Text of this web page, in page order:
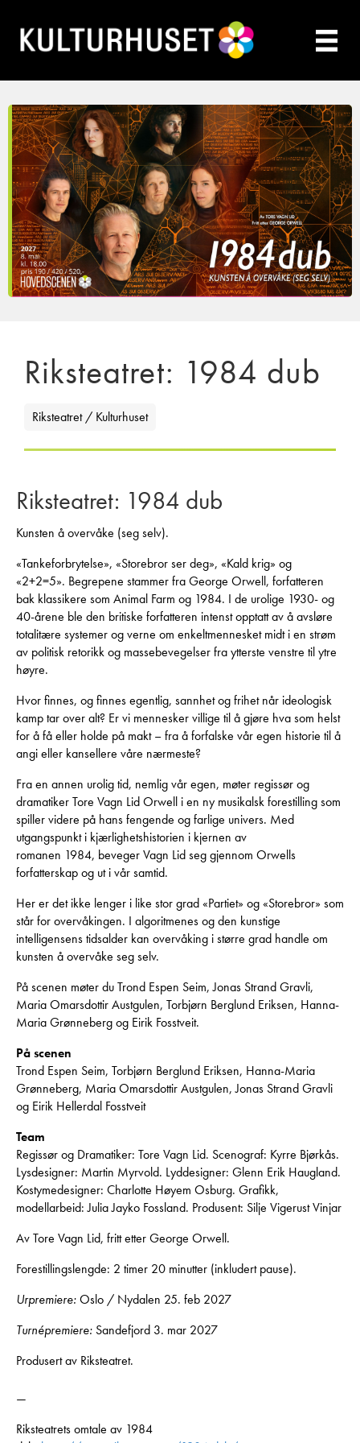
Riksteatret: 1984 dub
Riksteatret / Kulturhuset
Riksteatret: 1984 dub
Kunsten å overvåke (seg selv).
«Tankeforbrytelse», «Storebror ser deg», «Kald krig» og
«2+2=5». Begrepene stammer fra George Orwell, forfatteren
bak klassikere som Animal Farm og 1984. I de urolige 1930- og
40-årene ble den britiske forfatteren intenst opptatt av å avsløre
totalitære systemer og verne om enkeltmennesket midt i en strøm
av politisk retorikk og massebevegelser fra ytterste venstre til ytre
høyre.
Hvor finnes, og finnes egentlig, sannhet og frihet når ideologisk
kamp tar over alt? Er vi mennesker villige til å gjøre hva som helst
for å få eller holde på makt – fra å forfalske vår egen historie til å
angi eller kansellere våre nærmeste?
Fra en annen urolig tid, nemlig vår egen, møter regissør og
dramatiker Tore Vagn Lid Orwell i en ny musikalsk forestilling som
spiller videre på hans fengende og farlige univers. Med
utgangspunkt i kjærlighetshistorien i kjernen av
romanen 1984, beveger Vagn Lid seg gjennom Orwells
forfatterskap og ut i vår samtid.
Her er det ikke lenger i like stor grad «Partiet» og «Storebror» som
står for overvåkingen. I algoritmenes og den kunstige
intelligensens tidsalder kan overvåking i større grad handle om
kunsten å overvåke seg selv.
På scenen møter du Trond Espen Seim, Jonas Strand Gravli,
Maria Omarsdottir Austgulen, Torbjørn Berglund Eriksen, Hanna-
Maria Grønneberg og Eirik Fosstveit.
På scenen
Trond Espen Seim, Torbjørn Berglund Eriksen, Hanna-Maria
Grønneberg, Maria Omarsdottir Austgulen, Jonas Strand Gravli
og Eirik Hellerdal Fosstveit
Team
Regissør og Dramatiker: Tore Vagn Lid. Scenograf: Kyrre Bjørkås.
Lysdesigner: Martin Myrvold. Lyddesigner: Glenn Erik Haugland.
Kostymedesigner: Charlotte Høyem Osburg. Grafikk,
modellarbeid: Julia Jayko Fossland. Produsent: Silje Vigerust Vinjar
Av Tore Vagn Lid, fritt etter George Orwell.
Forestillingslengde: 2 timer 20 minutter (inkludert pause).
Urpremiere:Oslo / Nydalen 25. feb 2027
Turnépremiere: Sandefjord 3. mar 2027
Produsert av Riksteatret.
—
Riksteatrets omtale av 1984